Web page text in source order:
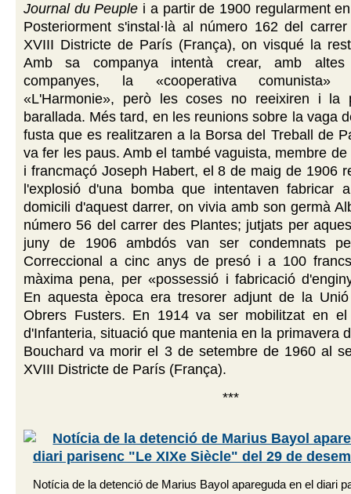
Journal du Peuple i a partir de 1900 regularment
Posteriorment s'instal·là al número 162 del
XVIII Districte de París (França), on visqué la
Amb sa companya intentà crear, amb
companyes, la «cooperativa
«L'Harmonie», però les coses no reeixiren i la
barallada. Més tard, en les reunions sobre la vaga
fusta que es realitzaren a la Borsa del Treball de
va fer les paus. Amb el també vaguista, membre de
i francmaçó Joseph Habert, el 8 de maig de 1906
l'explosió d'una bomba que intentaven fabricar
domicili d'aquest darrer, on vivia amb son germà
número 56 del carrer des Plantes; jutjats per
juny de 1906 ambdós van ser condemnats
Correccional a cinc anys de presó i a 100
màxima pena, per «possessió i fabricació
En aquesta època era tresorer adjunt de la
Obrers Fusters. En 1914 va ser mobilitzat en el
d'Infanteria, situació que mantenia en la primavera
Bouchard va morir el 3 de setembre de 1960 al
XVIII Districte de París (França).
***
Notícia de la detenció de Marius Bayol apareguda en el diari